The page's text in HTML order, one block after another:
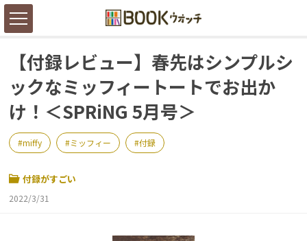
【付録レビュー】春先はシンプルシ
ックなミッフィートートでお出か
け！＜SPRiNG 5月号＞
miffy ミッフィー 付録
付録がすごい
2022/3/31